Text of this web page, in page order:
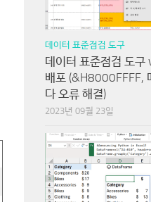
데이터 표준점검 도구
데이터 표준점검 도
배포 (&H8000FFFF,
다 오류 해결)
2023년 09월 23일